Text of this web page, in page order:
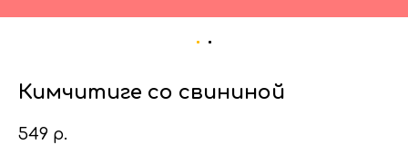
Кимчитиге со свининой
549 р.